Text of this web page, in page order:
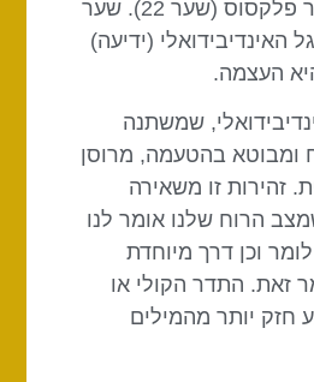
(שער 12) עם הסולר פלקסוס (שער 22). שער
האינדיבידואלי (ידיעה)
העצמה.
האינדיבידואלי, שמשתנה
בהטעמה, מרוסן
זהירות זו משאירה
הרוח שלנו אומר לנו
וכן דרך מיוחדת
זאת. התדר הקולי או
חזק יותר מהמילים